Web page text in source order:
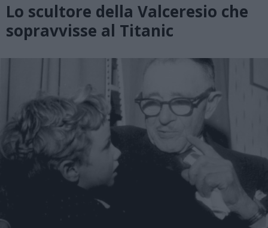
Lo scultore della Valceresio che
sopravvisse al Titanic